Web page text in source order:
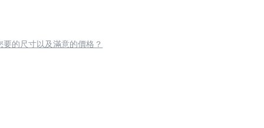
要的尺寸以及滿意的價格？